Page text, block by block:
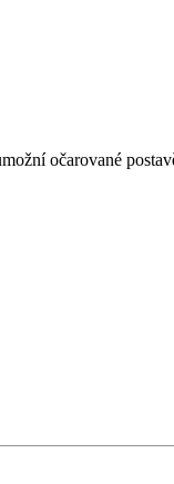
očarované